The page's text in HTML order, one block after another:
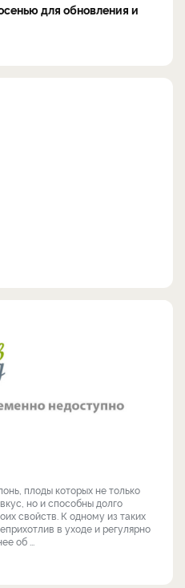
для обновления и
плоды которых не только
но и способны долго
свойств. К одному из таких
в уходе и регулярно
об ...